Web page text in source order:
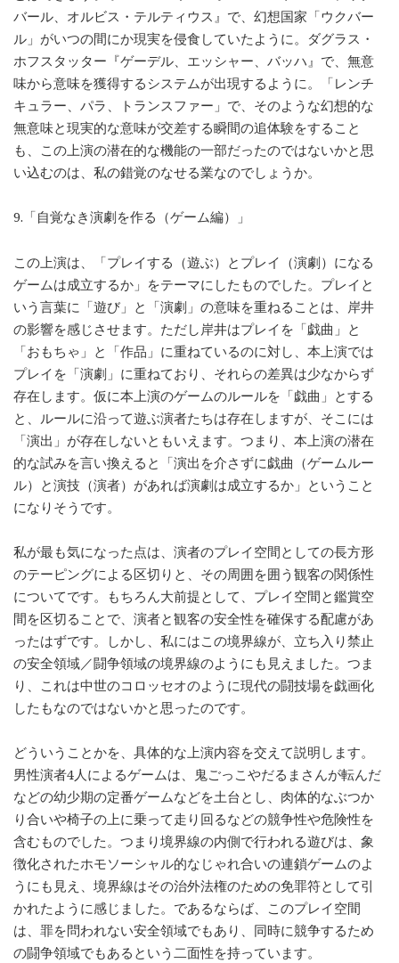
バール、オルビス・テルティウス』で、幻想国家「ウクバー
ル」がいつの間にか現実を侵食していたように。ダグラス・
ホフスタッター『ゲーデル、エッシャー、バッハ』で、無意
味から意味を獲得するシステムが出現するように。「レンチ
キュラー、パラ、トランスファー」で、そのような幻想的な
無意味と現実的な意味が交差する瞬間の追体験をすること
も、この上演の潜在的な機能の一部だったのではないかと思
い込むのは、私の錯覚のなせる業なのでしょうか。
9.「自覚なき演劇を作る（ゲーム編）」
この上演は、「プレイする（遊ぶ）とプレイ（演劇）になる
ゲームは成立するか」をテーマにしたものでした。プレイと
いう言葉に「遊び」と「演劇」の意味を重ねることは、岸井
の影響を感じさせます。ただし岸井はプレイを「戯曲」と
「おもちゃ」と「作品」に重ねているのに対し、本上演では
プレイを「演劇」に重ねており、それらの差異は少なからず
存在します。仮に本上演のゲームのルールを「戯曲」とする
と、ルールに沿って遊ぶ演者たちは存在しますが、そこには
「演出」が存在しないともいえます。つまり、本上演の潜在
的な試みを言い換えると「演出を介さずに戯曲（ゲームルー
ル）と演技（演者）があれば演劇は成立するか」ということ
になりそうです。
私が最も気になった点は、演者のプレイ空間としての長方形
のテーピングによる区切りと、その周囲を囲う観客の関係性
についてです。もちろん大前提として、プレイ空間と鑑賞空
間を区切ることで、演者と観客の安全性を確保する配慮があ
ったはずです。しかし、私にはこの境界線が、立ち入り禁止
の安全領域／闘争領域の境界線のようにも見えました。つま
り、これは中世のコロッセオのように現代の闘技場を戯画化
したもなのではないかと思ったのです。
どういうことかを、具体的な上演内容を交えて説明します。
男性演者4人によるゲームは、鬼ごっこやだるまさんが転んだ
などの幼少期の定番ゲームなどを土台とし、肉体的なぶつか
り合いや椅子の上に乗って走り回るなどの競争性や危険性を
含むものでした。つまり境界線の内側で行われる遊びは、象
徴化されたホモソーシャル的なじゃれ合いの連鎖ゲームのよ
うにも見え、境界線はその治外法権のための免罪符として引
かれたように感じました。であるならば、このプレイ空間
は、罪を問われない安全領域でもあり、同時に競争するため
の闘争領域でもあるという二面性を持っています。